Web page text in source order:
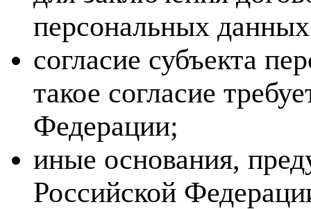
персональных
согласие субъекта
такое согласие
Федерации;
иные основания,
Российской